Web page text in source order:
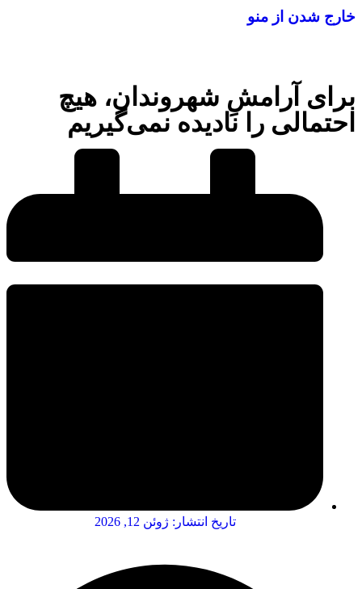
خارج شدن از منو
برای آرامشِ شهروندان، هیچ
احتمالی را نادیده نمی‌گیریم
تاریخ انتشار: ژوئن 12, 2026